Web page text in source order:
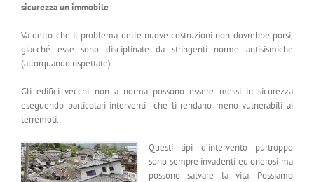
sicurezza un immobile.
Va detto che il problema delle nuove costruzioni non dovrebbe porsi,
giacché esse sono disciplinate da stringenti norme antisismiche
(allorquando rispettate).
Gli edifici vecchi non a norma possono essere messi in sicurezza
eseguendo particolari interventi che li rendano meno vulnerabili ai
terremoti.
Questi tipi d’intervento purtroppo
sono sempre invadenti ed onerosi ma
possono salvare la vita. Possiamo